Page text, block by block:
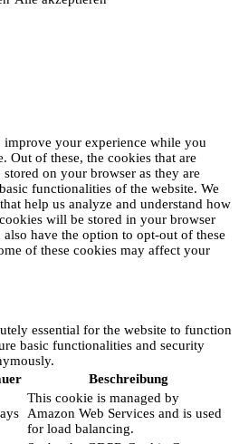
improve your experience while you
Out of these, the cookies that are
stored on your browser as they are
functionalities of the website. We
help us analyze and understand how
will be stored in your browser
have the option to opt-out of these
of these cookies may affect your
essential for the website to function
basic functionalities and security
Beschreibung
This cookie is managed by
Amazon Web Services and is used
for load balancing.